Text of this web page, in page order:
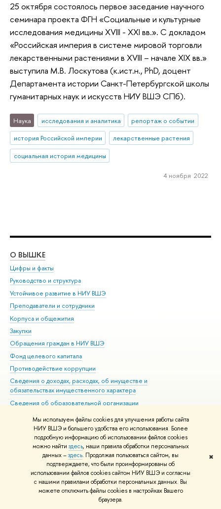
Мы используем файлы cookies для улучшения работы сайта
НИУ ВШЭ и большего удобства его использования. Более
подробную информацию об использовании файлов cookies
можно найти здесь, наши правила обработки персональных
данных –здесь. Продолжая пользоваться сайтом, вы
подтверждаете, что были проинформированы об
использовании файлов cookies сайтом НИУ ВШЭ и согласны
с нашими правилами обработки персональных данных. Вы
можете отключить файлы cookies в настройках Вашего
браузера.
✖
25 октября состоялось первое заседание научного
семинара проекта ФГН «Социальные и культурные
исследования медицины XVIII - XXI вв.». С докладом
«Российская империя в системе мировой торговли
лекарственными растениями в XVIII – начале XIX вв.»
выступила М.В. Лоскутова (к.ист.н., PhD, доцент
Департамента истории Санкт-Петербургской школы
гуманитарных наук и искусств НИУ ВШЭ СПб).
Наука исследования и аналитика
репортаж о событии
история Российской империи
лекарственные растения
социальная история медицины
4 ноября 2022
О ВЫШКЕ
Цифры и факты
Руководство и структура
Устойчивое развитие в НИУ ВШЭ
Преподаватели и сотрудники
Корпуса и общежития
Закупки
Обращения граждан в НИУ ВШЭ
Фонд целевого капитала
Противодействие коррупции
Сведения о доходах, расходах, об имуществе и
обязательствах имущественного характера
Сведения об образовательной организации
Людям с ограниченными возможностями здоровья
Единая платежная страница
Работа в Вышке
© НИУ ВШЭ 1993–2026 Адреса и контакты Условия использования
материалов Политика конфиденциальности Карта сайта
Шрифты HSE Sans и HSE Slab разработаны вШколе дизайна НИУ ВШЭ